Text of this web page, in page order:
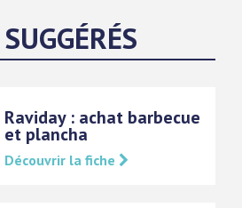
SUGGÉRÉS
Raviday : achat barbecue
et plancha
Découvrir la fiche